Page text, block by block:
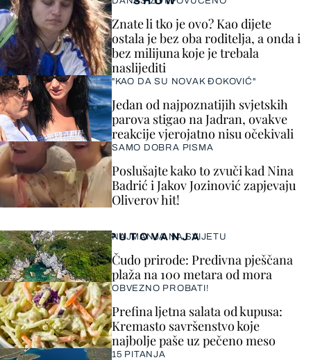
Znate li tko je ovo? Kao dijete
ostala je bez oba roditelja, a onda i
bez milijuna koje je trebala
naslijediti
"KAO DA SU NOVAK ĐOKOVIĆ"
Jedan od najpoznatijih svjetskih
parova stigao na Jadran, ovakve
reakcije vjerojatno nisu očekivali
SAMO DOBRA PISMA
Poslušajte kako to zvuči kad Nina
Badrić i Jakov Jozinović zapjevaju
Oliverov hit!
PUTOVANJA
NAJMANJA NA SVIJETU
Čudo prirode: Predivna pješčana
plaža na 100 metara od mora
OBVEZNO PROBATI!
Prefina ljetna salata od kupusa:
Kremasto savršenstvo koje
najbolje paše uz pečeno meso
15 PITANJA